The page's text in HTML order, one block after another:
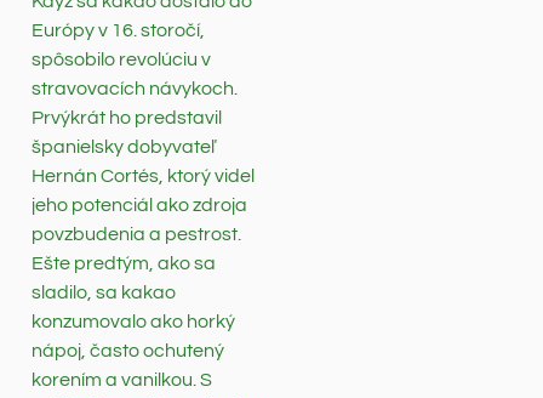
Európy v 16. storočí,
spôsobilo revolúciu v
stravovacích návykoch.
Prvýkrát ho predstavil
španielsky dobyvateľ
Hernán Cortés, ktorý videl
jeho potenciál ako zdroja
povzbudenia a pestrost.
Ešte predtým, ako sa
sladilo, sa kakao
konzumovalo ako horký
nápoj, často ochutený
korením a vanilkou. S